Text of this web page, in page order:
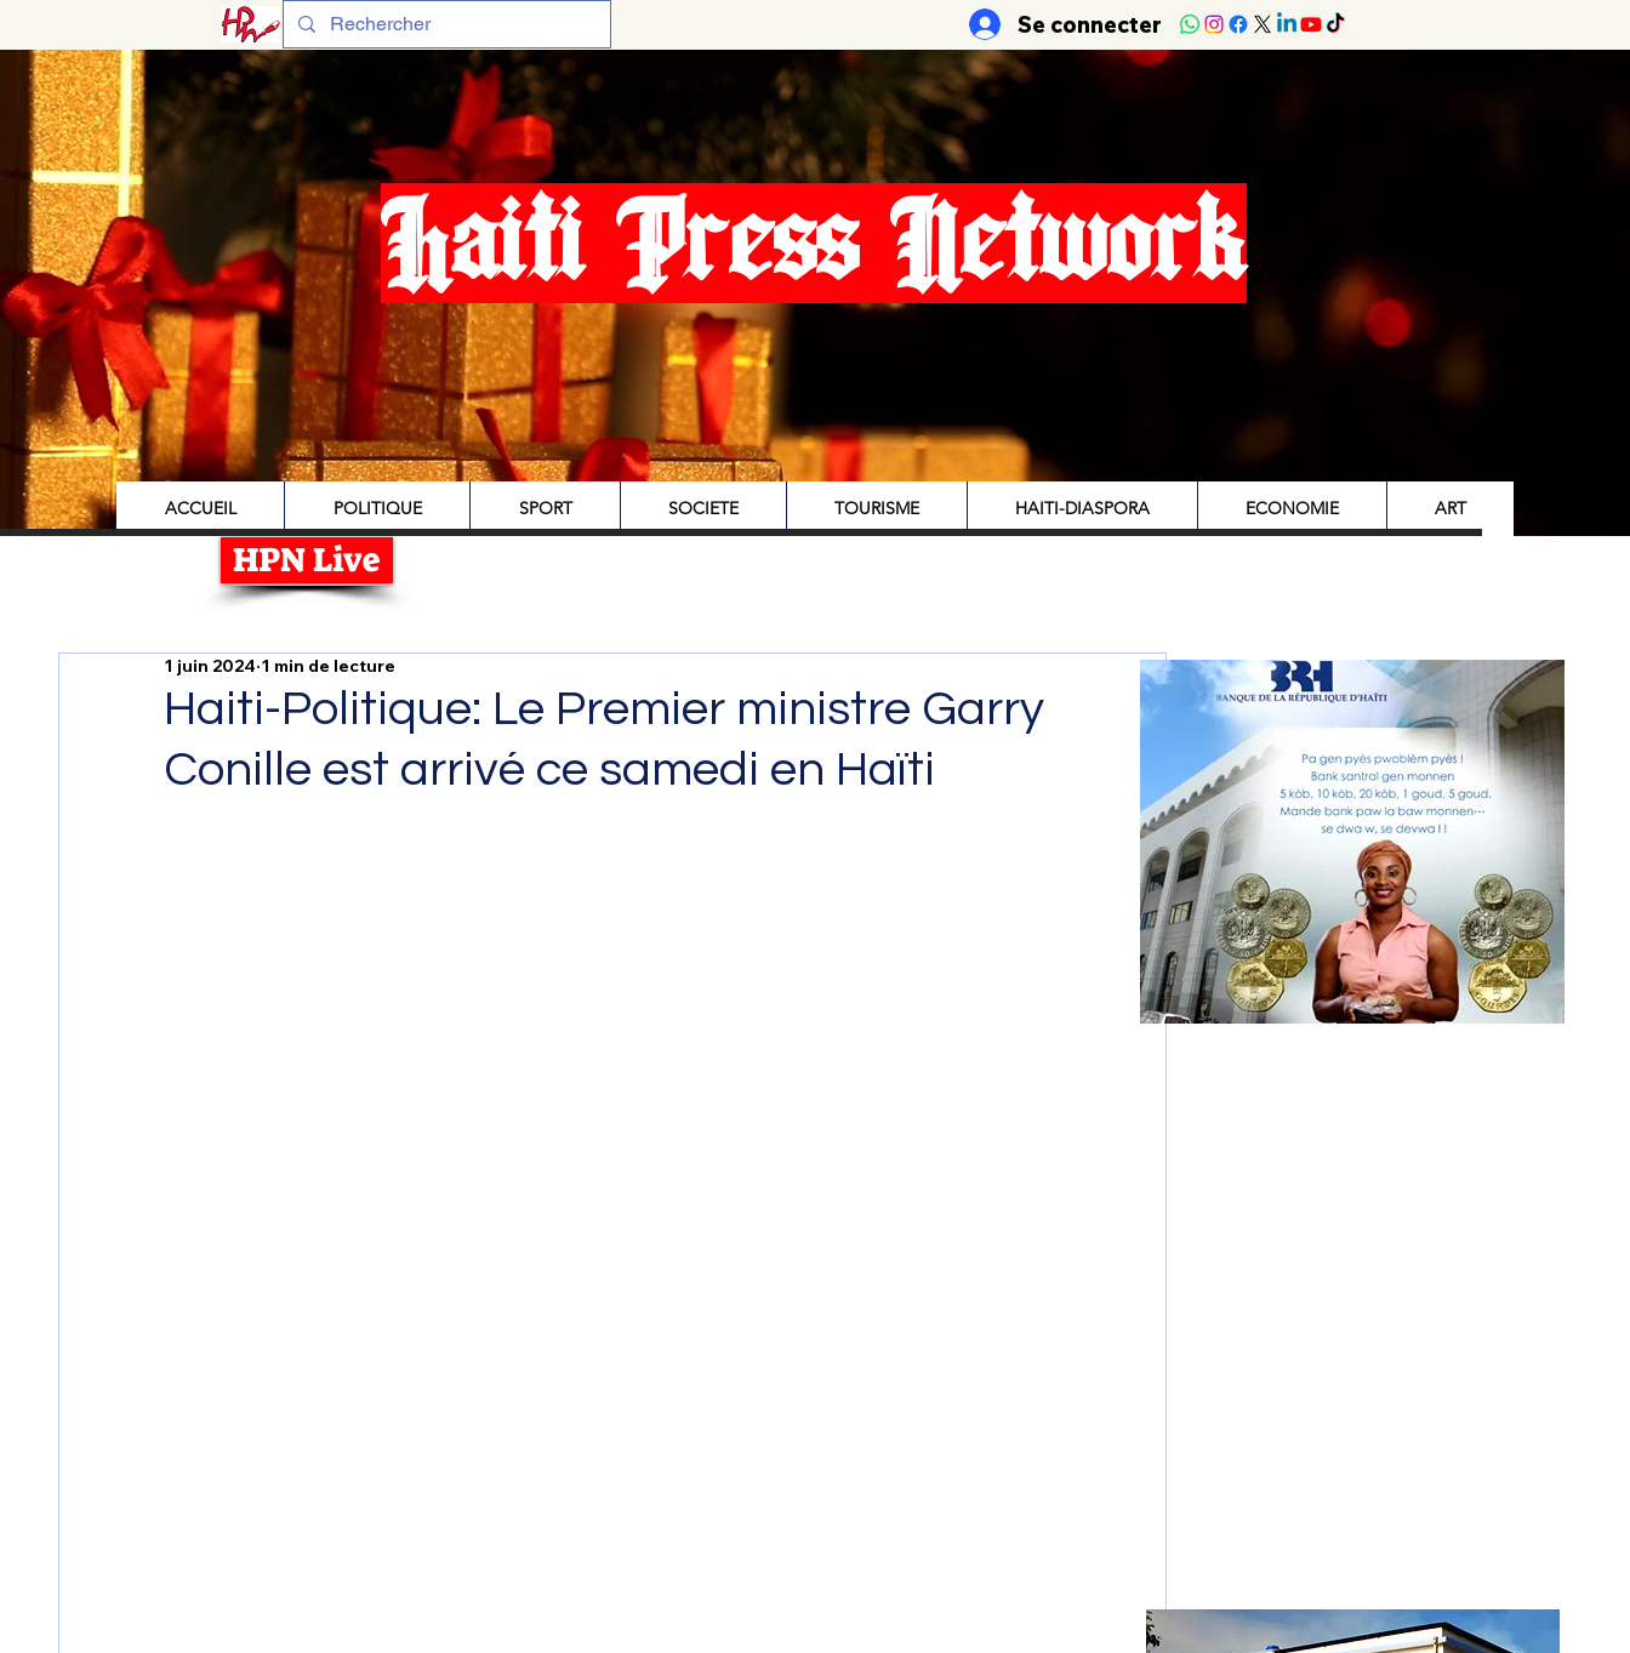
Se connecter
Haiti Press Network
ACCUEIL POLITIQUE SPORT SOCIETE TOURISME HAITI-DIASPORA ECONOMIE ART
HPN Live
Haiti-Politique: Le Premier ministre Garry
Conille est arrivé ce samedi en Haïti
1 juin 2024 1 min de lecture